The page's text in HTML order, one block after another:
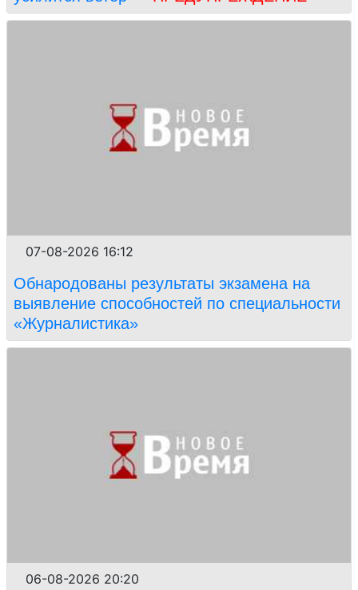
07-08-2026 16:12
Обнародованы результаты экзамена на
выявление способностей по специальности
«Журналистика»
06-08-2026 20:20